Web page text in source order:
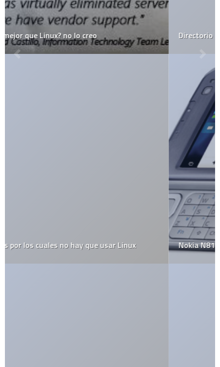
Directorio de aplicaciones para Ubuntu
Nokia N810, buena alternativa al iPod Touch